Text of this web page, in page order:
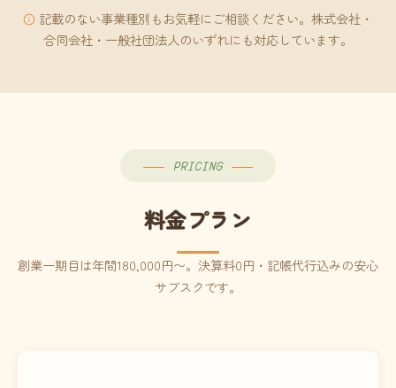
記載のない事業種別もお気軽にご相談ください。株式会社・
合同会社・一般社団法人のいずれにも対応しています。
PRICING
料金プラン
創業一期目は年間180,000円〜。決算料0円・記帳代行込みの安心
サブスクです。